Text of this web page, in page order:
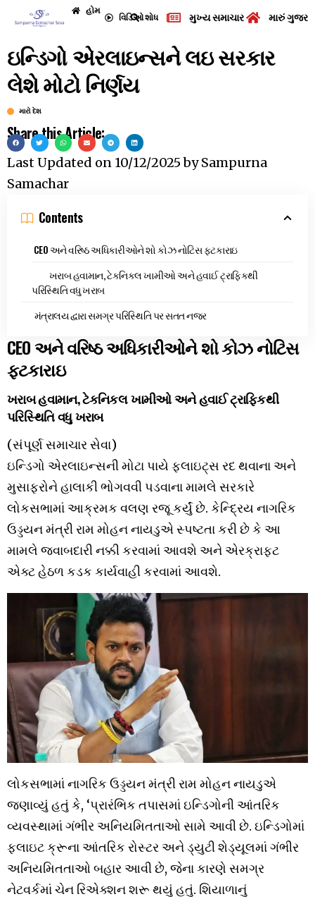
હોમ
વિડિઓશોધ મુખ્ય સમાચાર મારું
ઇન્ડિગો એરલાઇન્સને લઇ સરકાર
લેશે મોટો નિર્ણય
મારો દેશ
Share this Article:
Last Updated on 10/12/2025bySampurna
Samachar
Contents
CEO અને વરિષ્ઠ અધિકારીઓને શો કોઝ નોટિસ ફટકારાઇ
ખરાબ હવામાન, ટેકનિકલ ખામીઓ અને હવાઈ ટ્રાફિકથી
પરિસ્થિતિ વધુ ખરાબ
મંત્રાલય દ્વારા સમગ્ર પરિસ્થિતિ પર સતત નજર
CEO અને વરિષ્ઠ અધિકારીઓને શો કોઝ નોટિસ
ફટકારાઇ
ખરાબ હવામાન, ટેકનિકલ ખામીઓ અને હવાઈ ટ્રાફિકથી
પરિસ્થિતિ વધુ ખરાબ
(સંપૂર્ણ સમાચાર સેવા)
ઇન્ડિગો એરલાઇન્સની મોટા પાયે ફ્લાઇટ્સ રદ થવાના અને
મુસાફરોને હાલાકી ભોગવવી પડવાના મામલે સરકારે
લોકસભામાં આક્રમક વલણ રજૂ કર્યું છે. કેન્દ્રિય નાગરિક
ઉડ્ડયન મંત્રી રામ મોહન નાયડુએ સ્પષ્ટતા કરી છે કે આ
મામલે જવાબદારી નક્કી કરવામાં આવશે અને એરક્રાફ્ટ
એક્ટ હેઠળ કડક કાર્યવાહી કરવામાં આવશે.
લોકસભામાં નાગરિક ઉડ્ડયન મંત્રી રામ મોહન નાયડુએ
જણાવ્યું હતું કે, ‘પ્રારંભિક તપાસમાં ઇન્ડિગોની આંતરિક
વ્યવસ્થામાં ગંભીર અનિયમિતતાઓ સામે આવી છે. ઇન્ડિગોમાં
ફ્લાઇટ ક્રૂના આંતરિક રોસ્ટર અને ડ્યુટી શેડ્યૂલમાં ગંભીર
અનિયમિતતાઓ બહાર આવી છે, જેના કારણે સમગ્ર
નેટવર્કમાં ચેન રિએક્શન શરૂ થયું હતું. શિયાળાનું